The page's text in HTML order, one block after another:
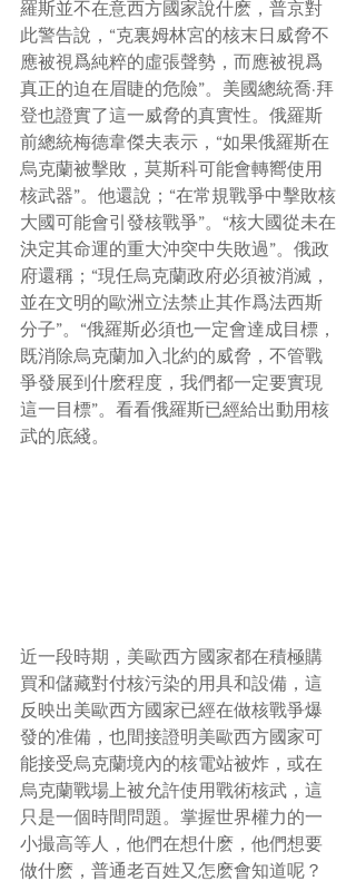
羅斯並不在意西方國家說什麽，普京對
此警告說，“克裏姆林宮的核末日威脅不
應被視爲純粹的虛張聲勢，而應被視爲
真正的迫在眉睫的危險”。美國總統喬·拜
登也證實了這一威脅的真實性。俄羅斯
前總統梅德韋傑夫表示，“如果俄羅斯在
烏克蘭被擊敗，莫斯科可能會轉嚮使用
核武器”。他還說；“在常規戰爭中擊敗核
大國可能會引發核戰爭”。“核大國從未在
決定其命運的重大沖突中失敗過”。俄政
府還稱；“現任烏克蘭政府必須被消滅，
並在文明的歐洲立法禁止其作爲法西斯
分子”。“俄羅斯必須也一定會達成目標，
既消除烏克蘭加入北約的威脅，不管戰
爭發展到什麽程度，我們都一定要實現
這一目標”。看看俄羅斯已經給出動用核
武的底綫。
近一段時期，美歐西方國家都在積極購
買和儲藏對付核污染的用具和設備，這
反映出美歐西方國家已經在做核戰爭爆
發的准備，也間接證明美歐西方國家可
能接受烏克蘭境內的核電站被炸，或在
烏克蘭戰場上被允許使用戰術核武，這
只是一個時間問題。掌握世界權力的一
小撮高等人，他們在想什麽，他們想要
做什麽，普通老百姓又怎麽會知道呢？